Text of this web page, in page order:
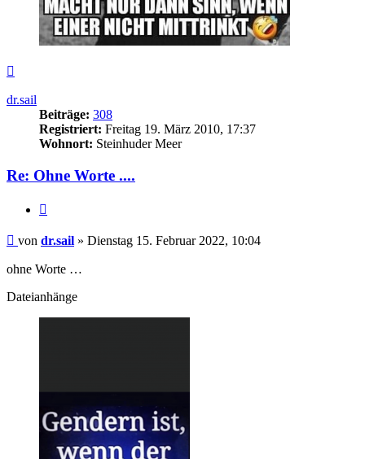
dr.sail
Beiträge: 308
Registriert: Freitag 19. März 2010, 17:37
Wohnort: Steinhuder Meer
Re: Ohne Worte ....
Beitrag
von dr.sail » Dienstag 15. Februar 2022, 10:04
ohne Worte …
Dateianhänge